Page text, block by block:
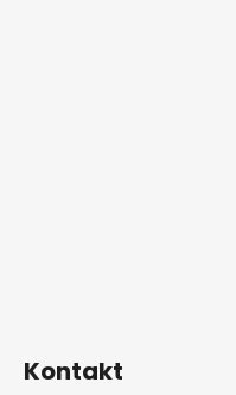
Kontakt